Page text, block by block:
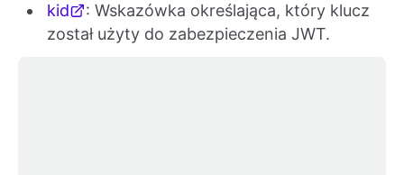
kid
: Wskazówka określająca, który klucz
został użyty do zabezpieczenia JWT.